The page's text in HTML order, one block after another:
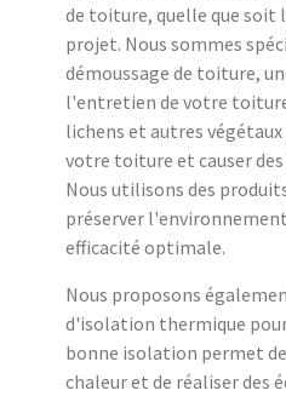
de toiture, quelle que soit
projet. Nous sommes
démoussage de toiture,
l'entretien de votre
lichens et autres
votre toiture et causer
Nous utilisons des
préserver
efficacité optimale.
Nous proposons
d'isolation thermique
bonne isolation permet
chaleur et de réaliser des